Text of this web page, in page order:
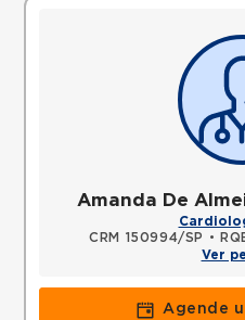
Amanda De
CRM 150994/SP
•
Ver
Agende